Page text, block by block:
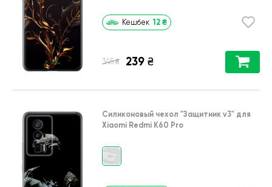
Кешбек 12 ₴
345 ₴ 239 ₴
Силиконовый чехол "Защитник v3" для
Xiaomi Redmi K60 Pro